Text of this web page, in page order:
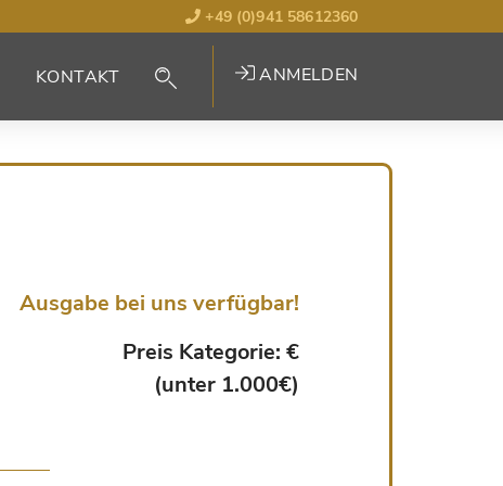
+49 (0)941 58612360
KONTAKT ANMELDEN
Ausgabe bei uns verfügbar!
Preis Kategorie: €
(unter 1.000€)